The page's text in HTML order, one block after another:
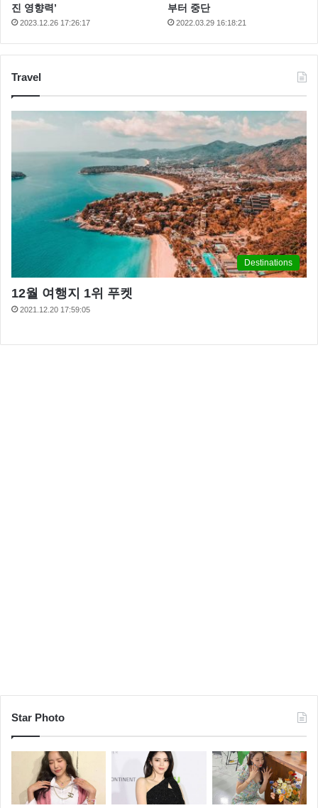
진 영향력’
2023.12.26 17:26:17
부터 중단
2022.03.29 16:18:21
Travel
Destinations
12월 여행지 1위 푸켓
2021.12.20 17:59:05
Star Photo